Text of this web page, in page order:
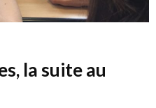
la suite au